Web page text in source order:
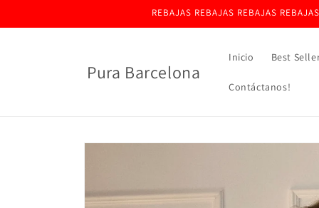
al contenido
REBAJAS REBAJAS REBAJAS
Pura Barcelona
Inicio Best
Contáctanos!
directamente